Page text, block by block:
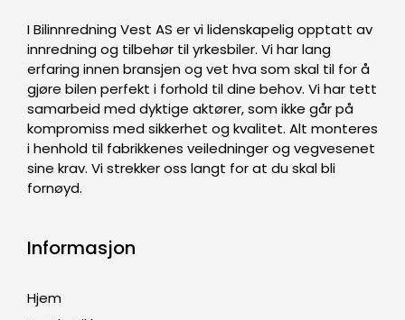
I Bilinnredning Vest AS er vi lidenskapelig opptatt av
innredning og tilbehør til yrkesbiler. Vi har lang
erfaring innen bransjen og vet hva som skal til for å
gjøre bilen perfekt i forhold til dine behov. Vi har tett
samarbeid med dyktige aktører, som ikke går på
kompromiss med sikkerhet og kvalitet. Alt monteres
i henhold til fabrikkenes veiledninger og vegvesenet
sine krav. Vi strekker oss langt for at du skal bli
fornøyd.
Informasjon
Hjem